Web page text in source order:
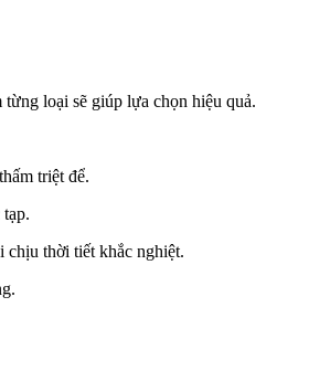
loại sẽ giúp lựa chọn hiệu quả.
triệt để.
chịu thời tiết khắc nghiệt.